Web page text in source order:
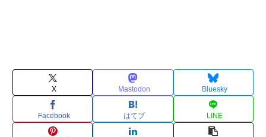
X Mastodon Bluesky
Facebook はてブ LINE